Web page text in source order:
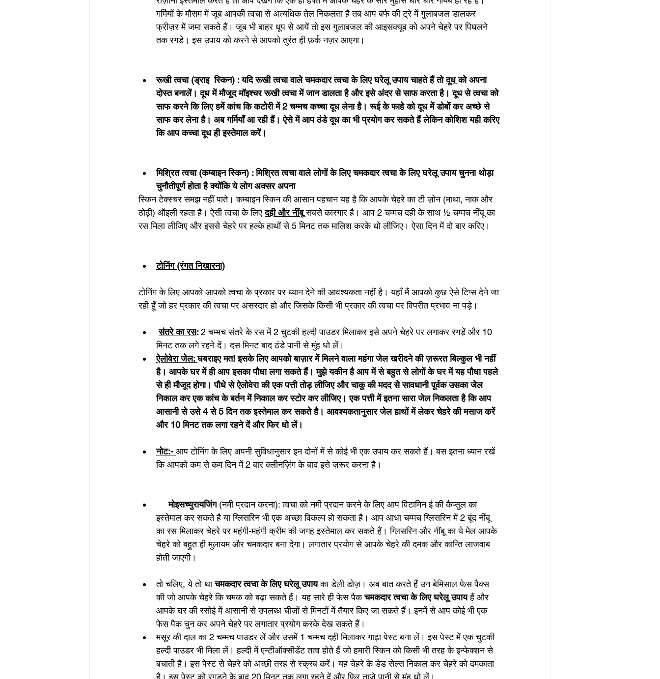
गर्मियों के मौसम में जूब आपकी त्वचा से अत्यधिक तेल निकलता है तब आप बर्फ की ट्रे में गुलाबजल डालकर
फ्रीज़र में जमा सकते हैं। जूब भी बाहर धूप से आयें तो इस गुलाबजल की आइसक्यूब को अपने चेहरे पर पिघलने
तक रगड़े। इस उपाय को करने से आपको तुरंत ही फ़र्क नज़र आएगा।
रूखी त्वचा (ड्राइ  स्किन) : यदि रूखी त्वचा वाले चमकदार त्वचा के लिए घरेलू उपाय चाहते हैं तो दूध को अपना
दोस्त बनालें। दूध में मौजूद मॉइश्चर रूखी त्वचा में जान डालता है और इसे अंदर से साफ करता है। दूध से त्वचा को
साफ करने कि लिए हमें कांच कि कटोरी में 2 चम्मच कच्चा दूध लेना है। रूई के फाहे को दूध में डोबों कर अच्छे से
साफ कर लेना है। अब गर्मियाँ आ रही हैं। ऐसे में आप ठंडे दूध का भी प्रयोग कर सकते हैं लेकिन कोशिश यही करिए
कि आप कच्चा दूध ही इस्तेमाल करें।
मिश्रित त्वचा (कम्बाइन स्किन) : मिश्रित त्वचा वाले लोगों के लिए चमकदार त्वचा के लिए घरेलू उपाय चुनना थोड़ा
चुनौतीपूर्ण होता है क्योंकि ये लोग अक्सर अपना
स्किन टेक्स्चर समझ नहीं पाते। कम्बाइन स्किन की आसान पहचान यह है कि आपके चेहरे का टी ज़ोन (माथा, नाक और
ठोढ़ी) ऑइली रहता है। ऐसी त्वचा के लिए दही और नींबू सबसे कारगार है। आप 2 चम्मच दही के साथ ½ चम्मच नींबू का
रस मिला लीजिए और इससे चेहरे पर हल्के हाथों से 5 मिनट तक मालिश करके धो लीजिए। ऐसा दिन में दो बार करिए।
टोनिंग (रंगत निखारना)
टोनिंग के लिए आपको आपको त्वचा के प्रकार पर ध्यान देने की आवश्यकता नहीं है। यहाँ मैं आपको कुछ ऐसे टिप्स देने जा
रही हूँ जो हर प्रकार की त्वचा पर असरदार हो और जिसके किसी भी प्रकार की त्वचा पर विपरीत प्रभाव ना पड़े।
संतरे का रस: 2 चम्मच संतरे के रस में 2 चुटकी हल्दी पाउडर मिलाकर इसे अपने चेहरे पर लगाकर रगड़ें और 10
मिनट तक लगे रहने दें। दस मिनट बाद ठंडे पानी से मुंह धो लें।
ऐलोवेरा जेल: घबराइए मत! इसके लिए आपको बाज़ार में मिलने वाला महंगा जेल खरीदने की ज़रूरत बिल्कुल भी नहीं
है। आपके घर में ही आप इसका पौधा लगा सकते हैं। मुझे यकीन है आप में से बहुत से लोगों के घर में यह पौधा पहले
से ही मौजूद होगा। पौधे से ऐलोवेरा की एक पत्ती तोड़ लीजिए और चाकू की मदद से सावधानी पूर्वक उसका जेल
निकाल कर एक कांच के बर्तन में निकाल कर स्टोर कर लीजिए। एक पत्ती में इतना सारा जेल निकलता है कि आप
आसानी से उसे 4 से 5 दिन तक इस्तेमाल कर सकते है। आवश्यकतानुसार जेल हाथों में लेकर चेहरे की मसाज करें
और 10 मिनट तक लगा रहने दें और फिर धो लें।
नोट:- आप टोनिंग के लिए अपनी सुविधानुसार इन दोनों में से कोई भी एक उपाय कर सकते हैं। बस इतना ध्यान रखें
कि आपको कम से कम दिन में 2 बार क्लीनज़िंग के बाद इसे ज़रूर करना है।
मोइसच्युरायजिंग (नमी प्रदान करना): त्वचा को नमी प्रदान करने के लिए आप विटामिन ई की कैप्सुल का
इस्तेमाल कर सकते है या ग्लिसरिन भी एक अच्छा विकल्प हो सकता है। आप आधा चम्मच ग्लिसरिन में 2 बूंद नींबू
का रस मिलाकर चेहरे पर महंगी-महंगी क्रीम की जगह इस्तेमाल कर सकते हैं। ग्लिसरिन और नींबू का ये मेल आपके
चेहरे को बहुत ही मुलायम और चमकदार बना देगा। लगातार प्रयोग से आपके चेहरे की दमक और कान्ति लाजवाब
होती जाएगी।
तो चलिए, ये तो था चमकदार त्वचा के लिए घरेलू उपाय का डेली डोज़। अब बात करते हैं उन बेमिसाल फेस पैक्स
की जो आपके चेहरे कि चमक को बढ़ा सकते हैं। यह सारे ही फेस पैक चमकदार त्वचा के लिए घरेलू उपाय हैं और
आपके घर की रसोई में आसानी से उपलब्ध चीज़ों से मिनटों में तैयार किए जा सकते हैं। इनमें से आप कोई भी एक
फेस पैक चुन कर अपने चेहरे पर लगातार प्रयोग करके देख सकते हैं।
मसूर की दाल का 2 चम्मच पाउडर लें और उसमें 1 चम्मच दही मिलाकर गाढ़ा पेस्ट बना लें। इस पेस्ट में एक चुटकी
हल्दी पाउडर भी मिला लें। हल्दी में एन्टीऑक्सीडेंट तत्व होते हैं जो हमारी स्किन को किसी भी तरह के इन्फेक्शन से
बचाती है। इस पेस्ट से चेहरे को अच्छी तरह से स्क्रब करें। यह चेहरे के डेड सेल्स निकाल कर चेहरे को दमकाता
है। इस पेस्ट को रगड़ने के बाद 20 मिनट तक लगा रहने दें और फिर ताज़े पानी से मुंह धो लें।